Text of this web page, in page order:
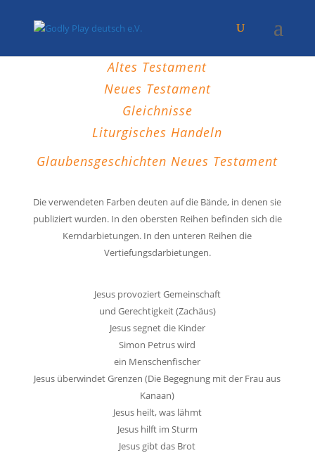
Altes Testament
Neues Testament
Gleichnisse
Liturgisches Handeln
Glaubensgeschichten Neues Testament
Die verwendeten Farben deuten auf die Bände, in denen sie
publiziert wurden. In den obersten Reihen befinden sich die
Kerndarbietungen. In den unteren Reihen die
Vertiefungsdarbietungen.
Jesus provoziert Gemeinschaft
und Gerechtigkeit (Zachäus)
Jesus segnet die Kinder
Simon Petrus wird
ein Menschenfischer
Jesus überwindet Grenzen (Die Begegnung mit der Frau aus
Kanaan)
Jesus heilt, was lähmt
Jesus hilft im Sturm
Jesus gibt das Brot